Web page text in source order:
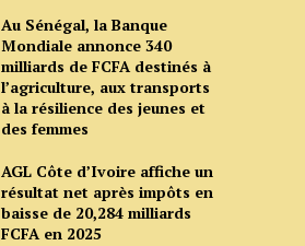
Au Sénégal, la Banque
Mondiale annonce 340
milliards de FCFA destinés à
l’agriculture, aux transports
à la résilience des jeunes et
des femmes
AGL Côte d’Ivoire affiche un
résultat net après impôts en
baisse de 20,284 milliards
FCFA en 2025